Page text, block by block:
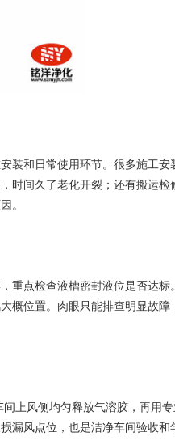
装和日常使用环节。很多施工安
时间久了老化开裂；还有搬运检
。
重点检查液槽密封液位是否达标
概位置。肉眼只能排查明显故障
间上风侧均匀释放气溶胶，再用专
漏风点位，也是洁净车间验收和